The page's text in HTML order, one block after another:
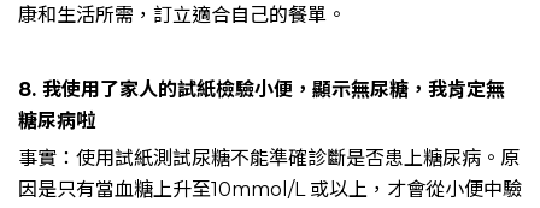
康和生活所需，訂立適合自己的餐單。
8. 我使用了家人的試紙檢驗小便，顯示無尿糖，我肯定無
糖尿病啦
事實：使用試紙測試尿糖不能準確診斷是否患上糖尿病。原
因是只有當血糖上升至10mmol/L 或以上，才會從小便中驗